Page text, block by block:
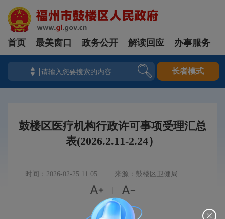
首页 最美窗口 政务公开 解读回应 办事服务
长者模式
鼓楼区医疗机构行政许可事项受理汇总
表(2026.2.11-2.24）
时间：2026-02-25 11:05 来源：鼓楼区卫健局
 